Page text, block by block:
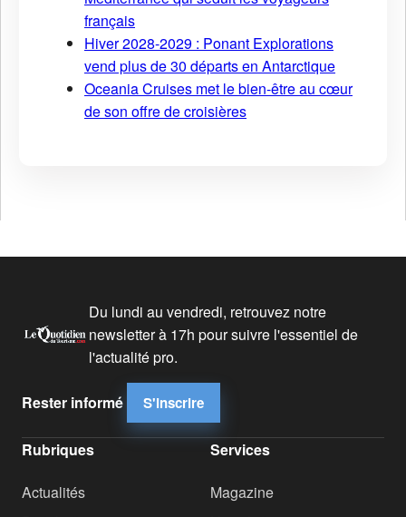
français
Hiver 2028-2029 : Ponant Explorations
vend plus de 30 départs en Antarctique
Oceania Cruises met le bien-être au cœur
de son offre de croisières
Du lundi au vendredi, retrouvez notre
newsletter à 17h pour suivre l'essentiel de
l'actualité pro.
Rester informé S'inscrire
Rubriques
Actualités
Services
Magazine